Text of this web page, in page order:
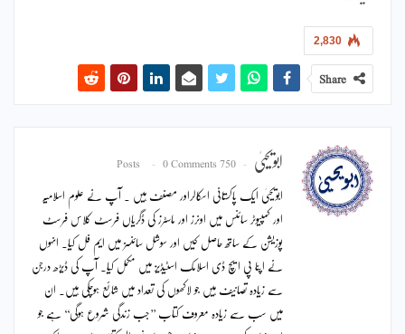
2,830
Share
ابویحییٰ 750 Posts
0 Comments
ابویحییٰ ایک پاکستانی اسکالراور مصنف ہیں ۔ آپ نے علوم اسلامیہ
اور کمپیوٹر سائنس میں اونرز اور ماسٹرز کی ڈگریاں فرسٹ کلاس فرسٹ
پوزیشن کے ساتھ حاصل کیں اور سوشل سائنسز میں ایم فل کیا۔ انہوں
نے اپنا پی ایچ ڈی اسلامک اسٹیڈیز میں مکمل کیا۔ آپ کی ڈیڑھ درجن
سے زیادہ تصانیف ہیں جو لاکھوں کی تعداد میں شائع ہوچکی ہیں۔ ان
میں سب سے زیادہ معروف کتاب ’’جب زندگی شروع ہوگی‘‘ ہے جو